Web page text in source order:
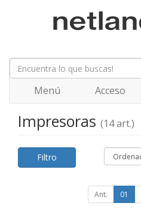
Menú Acceso
Impresoras (14 art.)
Filtro
Ant. 01